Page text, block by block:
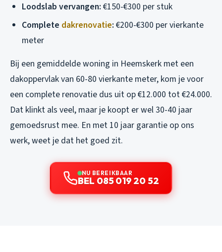
Loodslab vervangen: €150-€300 per stuk
Complete dakrenovatie: €200-€300 per vierkante
meter
Bij een gemiddelde woning in Heemskerk met een
dakoppervlak van 60-80 vierkante meter, kom je voor
een complete renovatie dus uit op €12.000 tot €24.000.
Dat klinkt als veel, maar je koopt er wel 30-40 jaar
gemoedsrust mee. En met 10 jaar garantie op ons
werk, weet je dat het goed zit.
NU BEREIKBAAR
BEL 085 019 20 52